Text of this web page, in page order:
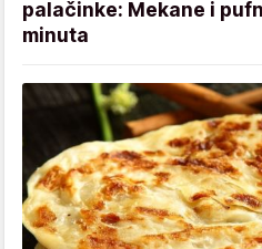
palačinke: Mekane i
minuta